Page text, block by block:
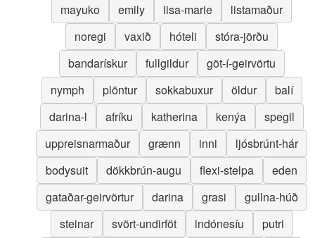
mayuko
emily lisa-marie
listamaður
noregi
vaxið hóteli
stóra-jörðu
bandarískur
fullgildur
göt-í-geirvörtu
nymph
plöntur sokkabuxur öldur
balí
darina-l
afríku katherina kenýa
spegil
uppreisnarmaður
grænn inni
ljósbrúnt-hár
bodysuit
dökkbrún-augu flexi-stelpa
eden
gataðar-geirvörtur
darina grasi
gullna-húð
steinar
svört-undirföt indónesíu
putri